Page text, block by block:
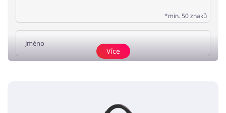
*min. 50 znaků
Žádné elementy nejsou
Více